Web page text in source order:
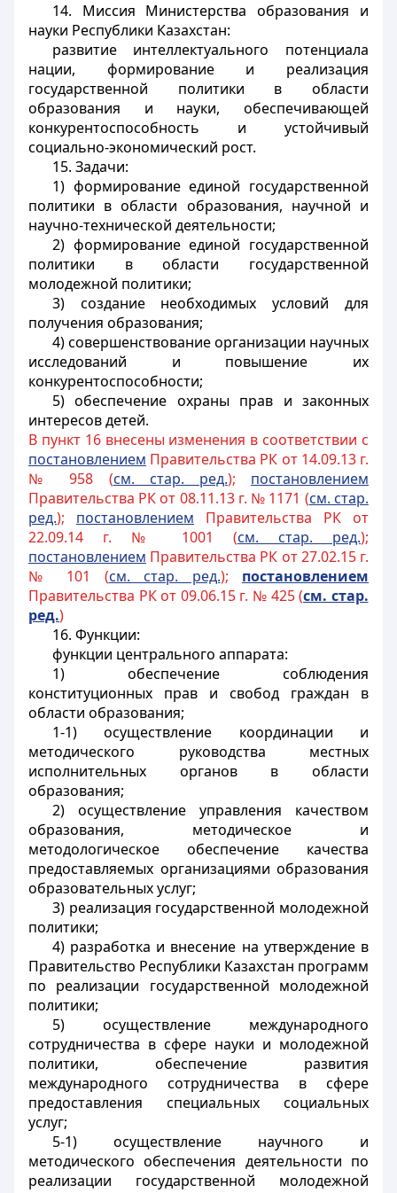
14. Миссия Министерства образования и
науки Республики Казахстан:
развитие интеллектуального потенциала
нации, формирование и реализация
государственной политики в области
образования и науки, обеспечивающей
конкурентоспособность и устойчивый
социально-экономический рост.
15. Задачи:
1) формирование единой государственной
политики в области образования, научной и
научно-технической деятельности;
2) формирование единой государственной
политики в области государственной
молодежной политики;
3) создание необходимых условий для
получения образования;
4) совершенствование организации научных
исследований и повышение их
конкурентоспособности;
5) обеспечение охраны прав и законных
интересов детей.
В пункт 16 внесены изменения в соответствии с
постановлением Правительства РК от 14.09.13 г.
№ 958 (см. стар. ред.); постановлением
Правительства РК от 08.11.13 г. № 1171 (см. стар.
ред.); постановлением Правительства РК от
22.09.14 г. № 1001 (см. стар. ред.);
постановлением Правительства РК от 27.02.15 г.
№ 101 (см. стар. ред.); постановлением
Правительства РК от 09.06.15 г. № 425 (см. стар.
ред.)
16. Функции:
функции центрального аппарата:
1) обеспечение соблюдения
конституционных прав и свобод граждан в
области образования;
1-1) осуществление координации и
методического руководства местных
исполнительных органов в области
образования;
2) осуществление управления качеством
образования, методическое и
методологическое обеспечение качества
предоставляемых организациями образования
образовательных услуг;
3) реализация государственной молодежной
политики;
4) разработка и внесение на утверждение в
Правительство Республики Казахстан программ
по реализации государственной молодежной
политики;
5) осуществление международного
сотрудничества в сфере науки и молодежной
политики, обеспечение развития
международного сотрудничества в сфере
предоставления специальных социальных
услуг;
5-1) осуществление научного и
методического обеспечения деятельности по
реализации государственной молодежной